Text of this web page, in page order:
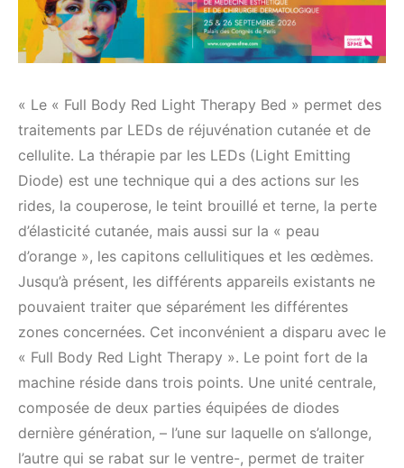
« Le « Full Body Red Light Therapy Bed » permet des
traitements par LEDs de réjuvénation cutanée et de
cellulite. La thérapie par les LEDs (Light Emitting
Diode) est une technique qui a des actions sur les
rides, la couperose, le teint brouillé et terne, la perte
d’élasticité cutanée, mais aussi sur la « peau
d’orange », les capitons cellulitiques et les œdèmes.
Jusqu’à présent, les différents appareils existants ne
pouvaient traiter que séparément les différentes
zones concernées. Cet inconvénient a disparu avec le
« Full Body Red Light Therapy ». Le point fort de la
machine réside dans trois points. Une unité centrale,
composée de deux parties équipées de diodes
dernière génération, – l’une sur laquelle on s’allonge,
l’autre qui se rabat sur le ventre-, permet de traiter